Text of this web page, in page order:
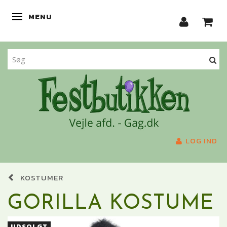
SKIFTE NAVIGATION
MENU
LOG IND
KOSTUMER
GORILLA KOSTUME